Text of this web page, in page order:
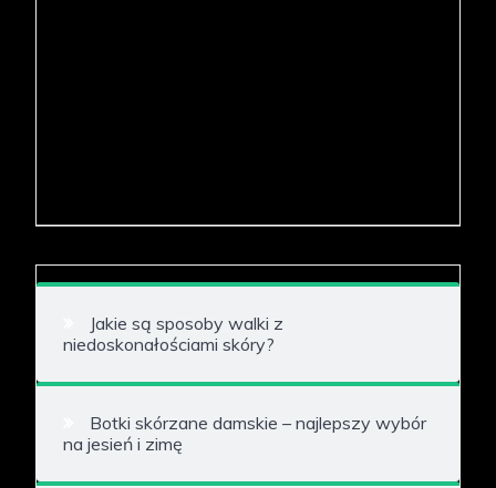
Jakie są sposoby walki z
niedoskonałościami skóry?
Botki skórzane damskie – najlepszy wybór
na jesień i zimę